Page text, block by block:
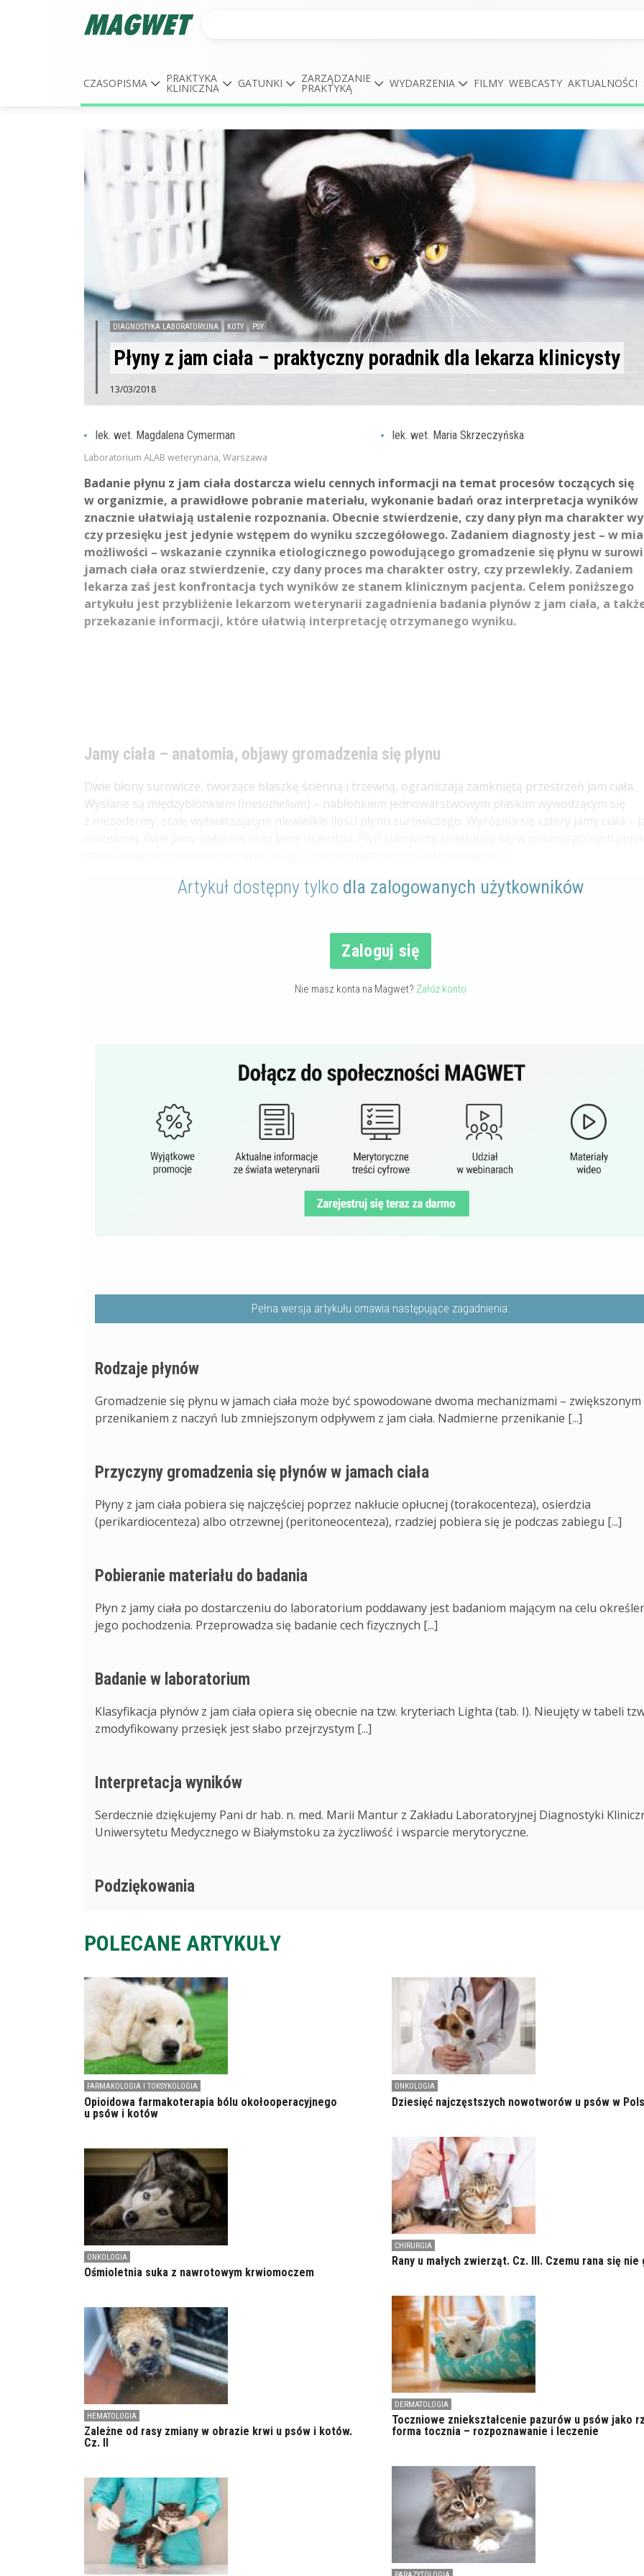
CZASOPISMA PRAKTYKA
KLINICZNA GATUNKI ZARZĄDZANIE
PRAKTYKĄ WYDARZENIA FILMY WEBCASTY AKTUALNOŚCI
DIAGNOSTYKA LABORATORYJNA KOTY PSY
Płyny z jam ciała – praktyczny poradnik dla lekarza klinicysty
13/03/2018
lek. wet. Magdalena Cymerman lek. wet. Maria Skrzeczyńska
Laboratorium ALAB weterynaria, Warszawa
Badanie płynu z jam ciała dostarcza wielu cennych informacji na temat procesów toczących się
w organizmie, a prawidłowe pobranie materiału, wykonanie badań oraz interpretacja wyników
znacznie ułatwiają ustalenie rozpoznania. Obecnie stwierdzenie, czy dany płyn ma charakter
czy przesięku jest jedynie wstępem do wyniku szczegółowego. Zadaniem diagnosty jest – w
możliwości – wskazanie czynnika etiologicznego powodującego gromadzenie się płynu w
jamach ciała oraz stwierdzenie, czy dany proces ma charakter ostry, czy przewlekły. Zadaniem
lekarza zaś jest konfrontacja tych wyników ze stanem klinicznym pacjenta. Celem poniższego
artykułu jest przybliżenie lekarzom weterynarii zagadnienia badania płynów z jam ciała, a
przekazanie informacji, które ułatwią interpretację otrzymanego wyniku.
Jamy ciała – anatomia, objawy gromadzenia się płynu
Dwie błony surowicze, tworzące blaszkę ścienną i trzewną, ograniczają zamkniętą przestrzeń jam ciała.
Wysłane są międzybłonkiem (mesothelium) – nabłonkiem jednowarstwowym płaskim wywodzącym się
z mezodermy, stale wytwarzającym niewielkie ilości płynu surowiczego. Wyróżnia się cztery jamy ciała –
Artykuł dostępny tylko dla zalogowanych użytkowników
Zaloguj się
Nie masz konta na Magwet? Załóż konto
Pełna wersja artykułu omawia następujące zagadnienia:
Rodzaje płynów
Gromadzenie się płynu w jamach ciała może być spowodowane dwoma mechanizmami – zwiększonym
przenikaniem z naczyń lub zmniejszonym odpływem z jam ciała. Nadmierne przenikanie [...]
Przyczyny gromadzenia się płynów w jamach ciała
Płyny z jam ciała pobiera się najczęściej poprzez nakłucie opłucnej (torakocenteza), osierdzia
(perikardiocenteza) albo otrzewnej (peritoneocenteza), rzadziej pobiera się je podczas zabiegu [...]
Pobieranie materiału do badania
Płyn z jamy ciała po dostarczeniu do laboratorium poddawany jest badaniom mającym na celu
jego pochodzenia. Przeprowadza się badanie cech fizycznych [...]
Badanie w laboratorium
Klasyfikacja płynów z jam ciała opiera się obecnie na tzw. kryteriach Lighta (tab. I). Nieujęty w tabeli
zmodyfikowany przesięk jest słabo przejrzystym [...]
Interpretacja wyników
Serdecznie dziękujemy Pani dr hab. n. med. Marii Mantur z Zakładu Laboratoryjnej Diagnostyki
Uniwersytetu Medycznego w Białymstoku za życzliwość i wsparcie merytoryczne.
Podziękowania
POLECANE ARTYKUŁY
FARMAKOLOGIA I TOKSYKOLOGIA
Opioidowa farmakoterapia bólu okołooperacyjnego
u psów i kotów
ONKOLOGIA
Ośmioletnia suka z nawrotowym krwiomoczem
HEMATOLOGIA
Zależne od rasy zmiany w obrazie krwi u psów i kotów.
Cz. II
ONKOLOGIA
Dziesięć najczęstszych nowotworów u psów w
CHIRURGIA
Rany u małych zwierząt. Cz. III. Czemu rana się nie
DERMATOLOGIA
Toczniowe zniekształcenie pazurów u psów jako
forma tocznia – rozpoznawanie i leczenie